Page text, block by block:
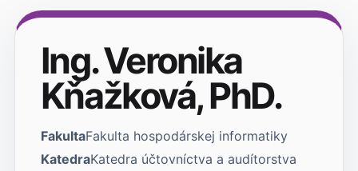
Ing. Veronika
Kňažková, PhD.
FakultaFakulta hospodárskej informatiky
KatedraKatedra účtovníctva a audítorstva